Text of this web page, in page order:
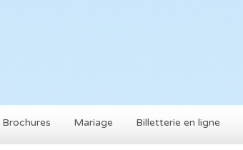
Brochures Mariage Billetterie en ligne